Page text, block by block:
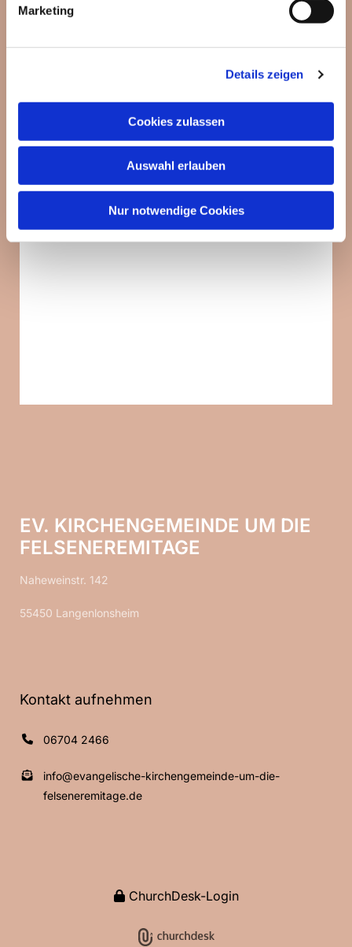
Marketing
Details zeigen
Cookies zulassen
Auswahl erlauben
Nur notwendige Cookies
EV. KIRCHENGEMEINDE UM DIE
FELSENEREMITAGE
Naheweinstr. 142
55450 Langenlonsheim
Kontakt aufnehmen
06704 2466
info@evangelische-kirchengemeinde-um-die-
felseneremitage.de
ChurchDesk-Login